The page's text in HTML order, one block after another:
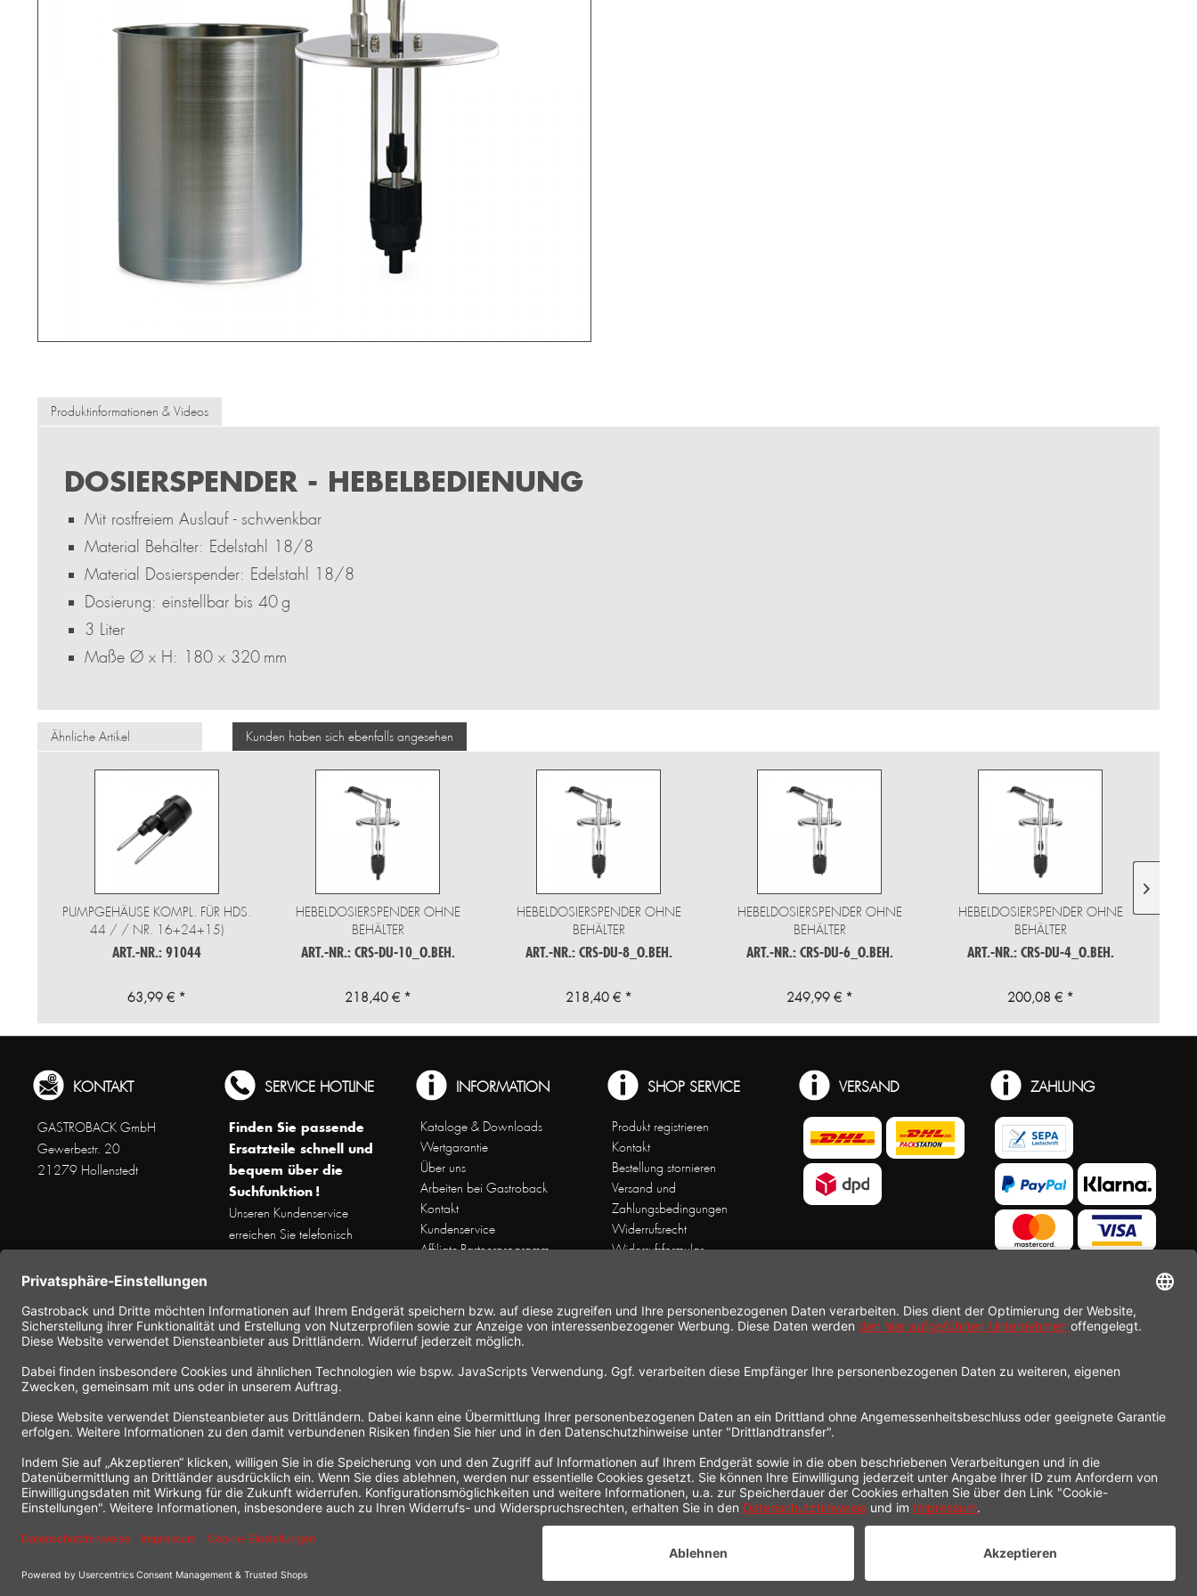
Produktinformationen & Videos
DOSIERSPENDER - HEBELBEDIENUNG
Mit rostfreiem Auslauf - schwenkbar
Material Behälter: Edelstahl 18/8
Material Dosierspender: Edelstahl 18/8
Dosierung: einstellbar bis 40 g
3 Liter
Maße Ø x H: 180 x 320 mm
Ähnliche Artikel Kunden haben sich ebenfalls angesehen
PUMPGEHÄUSE KOMPL. FÜR HDS.
44 / / NR. 16+24+15)
ART.-NR.: 91044
63,99 € *
HEBELDOSIERSPENDER OHNE
BEHÄLTER
ART.-NR.: CRS-DU-10_O.BEH.
218,40 € *
HEBELDOSIERSPENDER OHNE
BEHÄLTER
ART.-NR.: CRS-DU-8_O.BEH.
218,40 € *
HEBELDOSIERSPENDER OHNE
BEHÄLTER
ART.-NR.: CRS-DU-6_O.BEH.
249,99 € *
HEBELDOSIERSPENDER OHNE
BEHÄLTER
ART.-NR.: CRS-DU-4_O.BEH.
200,08 € *
KONTAKT
GASTROBACK GmbH
Gewerbestr. 20
21279 Hollenstedt
SERVICE HOTLINE
Finden Sie passende
Ersatzteile schnell und
bequem über die
Suchfunktion !
Unseren Kundenservice
erreichen Sie telefonisch
(0) 41 65 / 22 25 - 0
Nutzen Sie unser
Kontaktformularfür eine
Kontaktaufnahme.
INFORMATION
Kataloge & Downloads
Wertgarantie
Über uns
Arbeiten bei Gastroback
Kontakt
Kundenservice
Affiliate-Partnerprogramm
Handelsvertretungen
Allgemeine
Geschäftsbedingungen
Datenschutz
Elektroaltgeräteentsorgung
Impressum
SHOP SERVICE
Produkt registrieren
Kontakt
Bestellung stornieren
Versand und
Zahlungsbedingungen
Widerrufsrecht
Widerrufsformular
VERSAND ZAHLUNG
* Alle Preise inkl. gesetzl. Mehrwertsteuer zzgl.Versandkostenund ggf. Nachnahmegebühren, wenn nicht anders beschrieben